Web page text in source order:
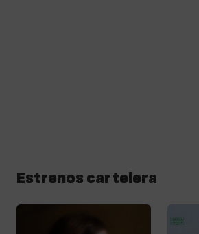
Estrenos cartelera